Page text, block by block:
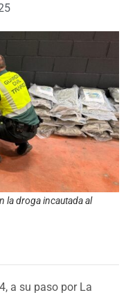
la droga incautada al
a su paso por La